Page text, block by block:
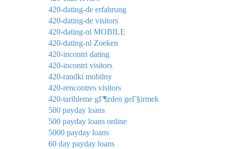
420-dating-de erfahrung
420-dating-de visitors
420-dating-nl MOBILE
420-dating-nl Zoeken
420-incontri dating
420-incontri visitors
420-randki mobilny
420-rencontres visitors
420-tarihleme gГ¶zden geГ§irmek
500 payday loans
500 payday loans online
5000 payday loans
60 day payday loans